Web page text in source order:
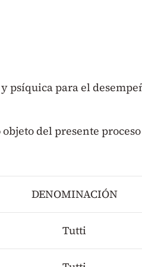
psíquica para el
del presente proceso
DENOMINACIÓN
Tutti